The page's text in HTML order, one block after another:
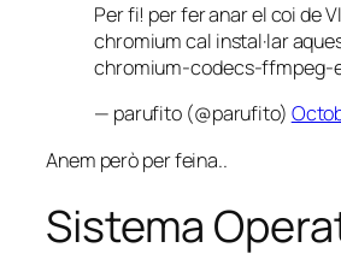
Per fi! per fer anar el coi de
chromium cal instal·lar
chromium-codecs-ffmpeg-
— parufito (@parufito)
Anem però per feina..
Sistema